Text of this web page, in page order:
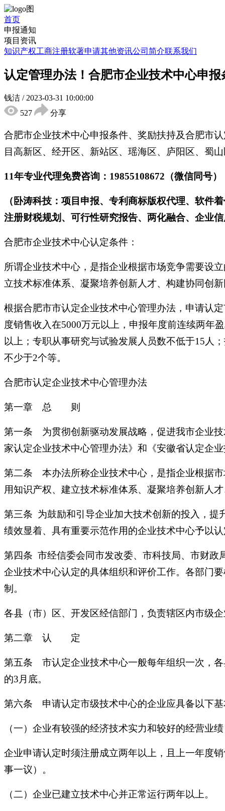
首页
申报通知
项目资讯
知识产权工商注册软著申请其他资讯公司简介联系我们
认定管理办法！合肥市企业技术中心申
钱洁 / 2023-03-31 10:00:00
527
分享
合肥市企业技术中心申报条件、奖励扶持及合肥市
目高新区、经开区、新站区、瑶海区、庐阳区、蜀
11年专业代理免费咨询：19855108672（微信同号）
（卧涛科技：项目申报、专利商标版权代理、软件
注册财税规划、可行性研究报告、两化融合、企业
合肥市企业技术中心认定条件：
所谓企业技术中心，是指企业根据市场竞争需要设
立技术标准体系、凝聚培养创新人才、构建协同创
根据合肥市市认定企业技术中心管理办法，申请认
度销售收入在5000万元以上，申报年度前连续两年
以上；专职从事研究与试验发展人员数不低于15人
不少于2个等。
合肥市认定企业技术中心管理办法
第一章 总 则
第一条 为贯彻创新驱动发展战略，促进我市企业
家认定企业技术中心管理办法》和《安徽省认定企
第二条 本办法所称企业技术中心，是指企业根据
用知识产权、建立技术标准体系、凝聚培养创新人
第三条 为鼓励和引导企业加大技术创新的投入，提
绩效显着、具有重要示范作用的企业技术中心予以
第四条 市经信委会同市发改委、市科技局、市财政
企业技术中心认定的具体组织和评价工作。各部门
制。
各县（市）区、开发区经信部门，负责辖区内市级
第二章 认 定
第五条 市认定企业技术中心一般每年组织一次，
的3月底。
第六条 申请认定市级技术中心的企业应具备以下
（一）企业有较强的经济技术实力和较好的经营业
企业申请认定时须注册成立两年以上，且上一年度
事一议）。
（二）企业已建立技术中心并正常运行两年以上。